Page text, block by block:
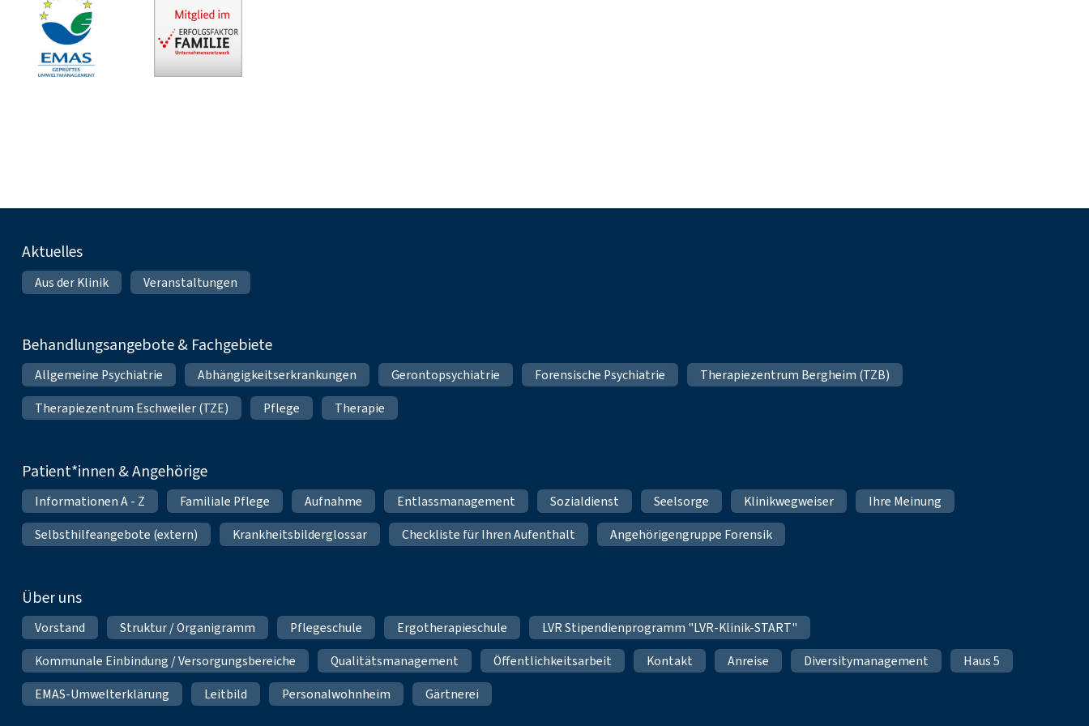
Fußnavigation
Aktuelles
Aus der Klinik Veranstaltungen
Behandlungsangebote & Fachgebiete
Allgemeine Psychiatrie Abhängigkeitserkrankungen Gerontopsychiatrie Forensische Psychiatrie
Therapiezentrum Bergheim (TZB)
Therapiezentrum Eschweiler (TZE)
Pflege Therapie
Patient*innen & Angehörige
Informationen A - Z Familiale Pflege Aufnahme Entlassmanagement Sozialdienst Seelsorge Klinikwegweiser
Ihre Meinung
Selbsthilfeangebote (extern)
Krankheitsbilderglossar Checkliste für Ihren Aufenthalt Angehörigengruppe Forensik
Über uns
Vorstand Struktur / Organigramm Pflegeschule Ergotherapieschule
LVR Stipendienprogramm "LVR-Klinik-START"
Kommunale Einbindung / Versorgungsbereiche
Qualitätsmanagement Öffentlichkeitsarbeit Kontakt Anreise Diversitymanagement
Haus 5
EMAS-Umwelterklärung
Leitbild Personalwohnheim Gärtnerei